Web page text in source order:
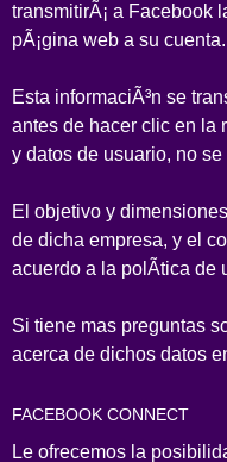
transmitirÃ¡ a Facebook
pÃ¡gina web a su cuenta.
Esta informaciÃ³n se
antes de hacer clic en la
y datos de usuario, no
El objetivo y
de dicha empresa, y el
acuerdo a la polÃ­tica de
Si tiene mas preguntas
acerca de dichos datos
FACEBOOK CONNECT
Le ofrecemos la